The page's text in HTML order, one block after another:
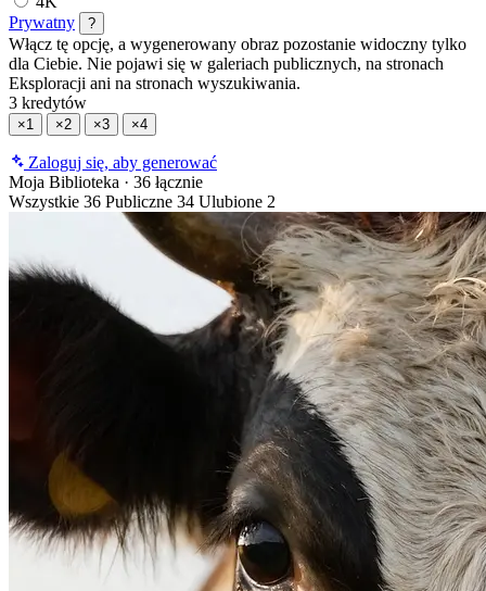
Prywatny
?
Włącz tę opcję, a wygenerowany obraz pozostanie widoczny tylko
dla Ciebie. Nie pojawi się w galeriach publicznych, na stronach
Eksploracji ani na stronach wyszukiwania.
3 kredytów
×1 ×2 ×3 ×4
Zaloguj się, aby generować
Moja Biblioteka · 36 łącznie
Wszystkie 36 Publiczne 34 Ulubione 2